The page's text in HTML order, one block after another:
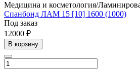
Медицина и косметология/
Спанбонд ЛАМ 15 [10] 1600 (1000)
Под заказ
12000 ₽
В корзину